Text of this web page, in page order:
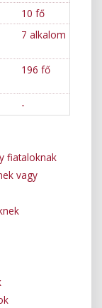
10 fő
7 alkalom
196 fő
-
fiataloknak
vagy